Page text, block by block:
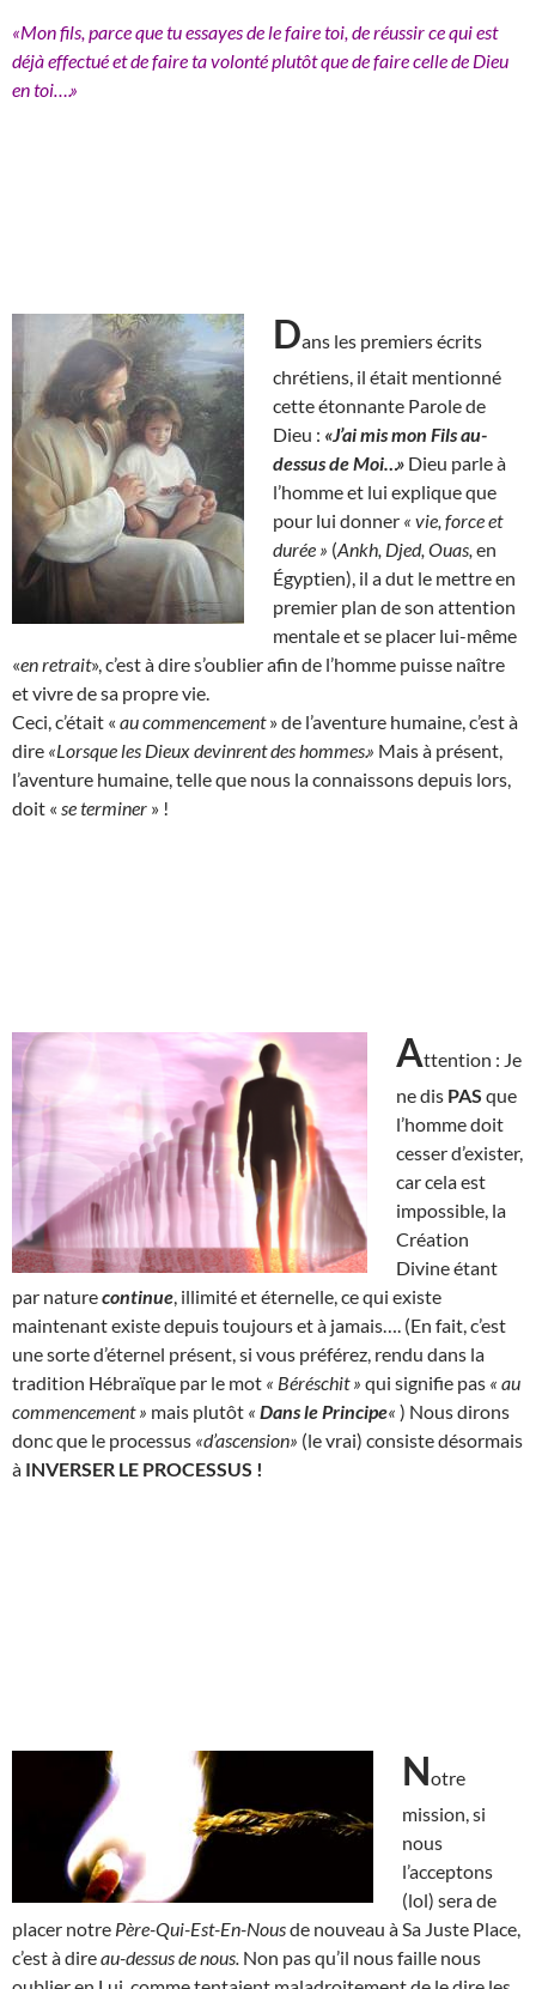
«Mon fils, parce que tu essayes de le faire toi, de réussir ce qui est
déjà effectué et de faire ta volonté plutôt que de faire celle de Dieu
en toi….»
Dans les premiers écrits
chrétiens, il était mentionné
cette étonnante Parole de
Dieu : «J’ai mis mon Fils au-
dessus de Moi…» Dieu parle à
l’homme et lui explique que
pour lui donner « vie, force et
durée » (Ankh, Djed, Ouas, en
Égyptien), il a dut le mettre en
premier plan de son attention
mentale et se placer lui-même
«en retrait», c’est à dire s’oublier afin de l’homme puisse naître
et vivre de sa propre vie.
Ceci, c’était « au commencement» de l’aventure humaine, c’est à
dire «Lorsque les Dieux devinrent des hommes.» Mais à présent,
l’aventure humaine, telle que nous la connaissons depuis lors,
doit « se terminer » !
Attention : Je
ne dis PAS que
l’homme doit
cesser d’exister,
car cela est
impossible, la
Création
Divine étant
par naturecontinue , illimité et éternelle, ce qui existe
maintenant existe depuis toujours et à jamais…. (En fait, c’est
une sorte d’éternel présent, si vous préférez, rendu dans la
tradition Hébraïque par le mot « Béréschit » qui signifie pas « au
commencement » mais plutôt « Dans le Principe« ) Nous dirons
donc que le processus «d’ascension» (le vrai) consiste désormais
à INVERSER LE PROCESSUS !
Notre
mission, si
nous
l’acceptons
(lol) sera de
placer notre Père-Qui-Est-En-Nousde nouveau à Sa Juste Place,
c’est à direau-dessus de nous. Non pas qu’il nous faille nous